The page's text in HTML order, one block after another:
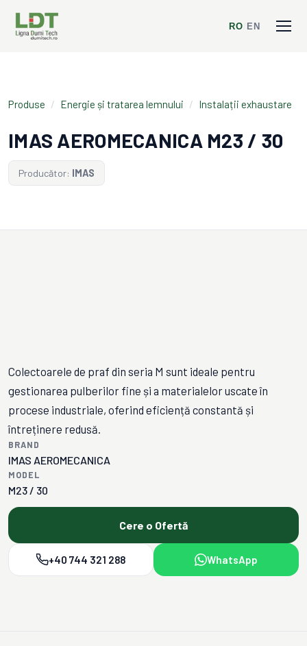
RO EN
Produse / Energie și tratarea lemnului / Instalații exhaustare
IMAS AEROMECANICA M23 / 30
Producător: IMAS
Colectoarele de praf din seria M sunt ideale pentru
gestionarea pulberilor fine și a materialelor uscate în
procese industriale, oferind eficiență constantă și
întreținere redusă.
BRAND
IMAS AEROMECANICA
MODEL
M23 / 30
Cere o Ofertă
+40 744 321 288 WhatsApp